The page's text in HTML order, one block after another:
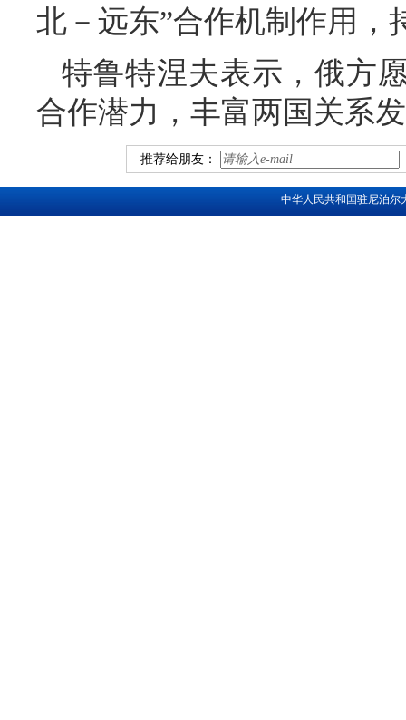
北－远东”合作机制作用，
特鲁特涅夫表示，俄方
合作潜力，丰富两国关系
推荐给朋友：
中华人民共和国驻尼泊尔